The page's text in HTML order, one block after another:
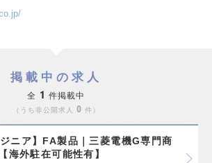
掲載中の求人
全 1 件掲載中
うち非公開求人 0 件
ジニア】FA製品｜三菱電機G専門商
海外駐在可能性有】